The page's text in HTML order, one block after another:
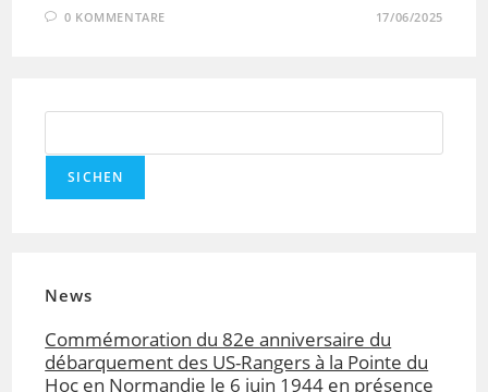
0 KOMMENTARE 17/06/2025
Suchen
SICHEN
News
Commémoration du 82e anniversaire du
débarquement des US-Rangers à la Pointe du
Hoc en Normandie le 6 juin 1944 en présence